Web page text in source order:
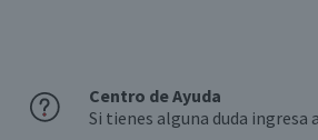
Centro de Ayuda
Si tienes alguna duda ingresa